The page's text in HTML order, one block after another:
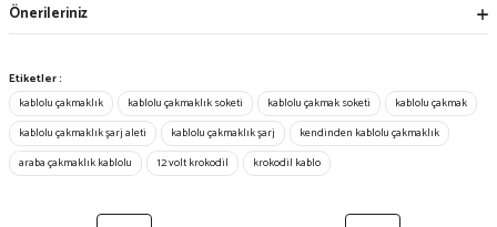
Önerileriniz
Etiketler :
kablolu çakmaklık
kablolu çakmaklık soketi kablolu çakmak soketi
kablolu çakmak
kablolu çakmaklık şarj aleti
kablolu çakmaklık şarj
kendinden kablolu çakmaklık
araba çakmaklık kablolu
12 volt krokodil krokodil kablo